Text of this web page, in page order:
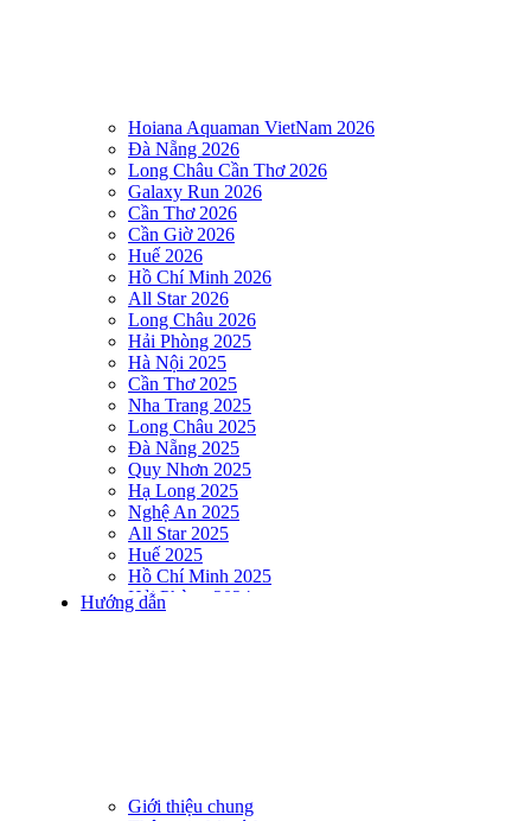
Hoiana Aquaman VietNam 2026
Đà Nẵng 2026
Long Châu Cần Thơ 2026
Galaxy Run 2026
Cần Thơ 2026
Cần Giờ 2026
Huế 2026
Hồ Chí Minh 2026
All Star 2026
Long Châu 2026
Hải Phòng 2025
Hà Nội 2025
Cần Thơ 2025
Nha Trang 2025
Long Châu 2025
Đà Nẵng 2025
Quy Nhơn 2025
Hạ Long 2025
Nghệ An 2025
All Star 2025
Huế 2025
Hồ Chí Minh 2025
Hải Phòng 2024
DNSE AQUAMAN VIETNAM 2024
DNSE AQUAMAN VIETNAM 2023
Hướng dẫn
Giới thiệu chung